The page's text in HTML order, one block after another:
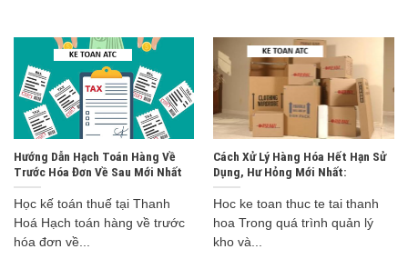
Hướng Dẫn Hạch Toán Hàng Về
Trước Hóa Đơn Về Sau Mới Nhất
Học kế toán thuế tại Thanh
Hoá Hạch toán hàng về trước
hóa đơn về...
Cách Xử Lý Hàng Hóa Hết Hạn Sử
Dụng, Hư Hỏng Mới Nhất:
Hoc ke toan thuc te tai thanh
hoa Trong quá trình quản lý
kho và...